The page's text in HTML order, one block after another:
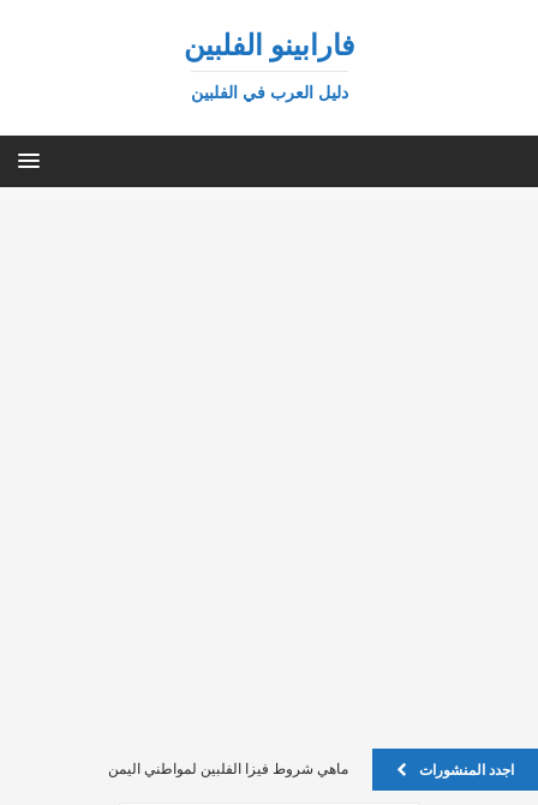
فارابينو الفلبين
دليل العرب في الفلبين
اجدد المنشورات
ماهي شروط فيزا الفلبين لمواطني اليمن